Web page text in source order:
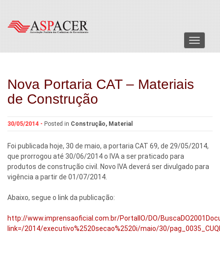
Menu
Nova Portaria CAT – Materiais
de Construção
30/05/2014 - Posted in Construção, Material
Foi publicada hoje, 30 de maio, a portaria CAT 69, de 29/05/2014,
que prorrogou até 30/06/2014 o IVA a ser praticado para
produtos de construção civil. Novo IVA deverá ser divulgado para
vigência a partir de 01/07/2014.
Abaixo, segue o link da publicação:
http://www.imprensaoficial.com.br/PortalIO/DO/
link=/2014/executivo%2520secao%2520i/maio/30/